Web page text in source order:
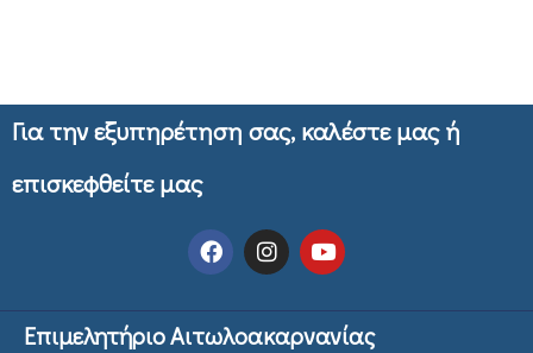
Για την εξυπηρέτηση σας, καλέστε μας ή
επισκεφθείτε μας
Επιμελητήριο Αιτωλοακαρνανίας